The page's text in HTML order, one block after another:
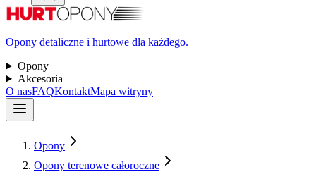
Opony detaliczne i hurtowe dla każdego.
Opony
Akcesoria
O nasFAQKontaktMapa witryny
Opony
Opony terenowe całoroczne